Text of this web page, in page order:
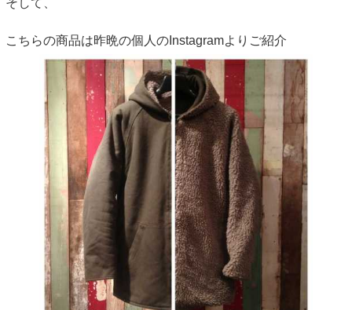
こちらの商品は昨晩の個人のInstagramよりご紹介